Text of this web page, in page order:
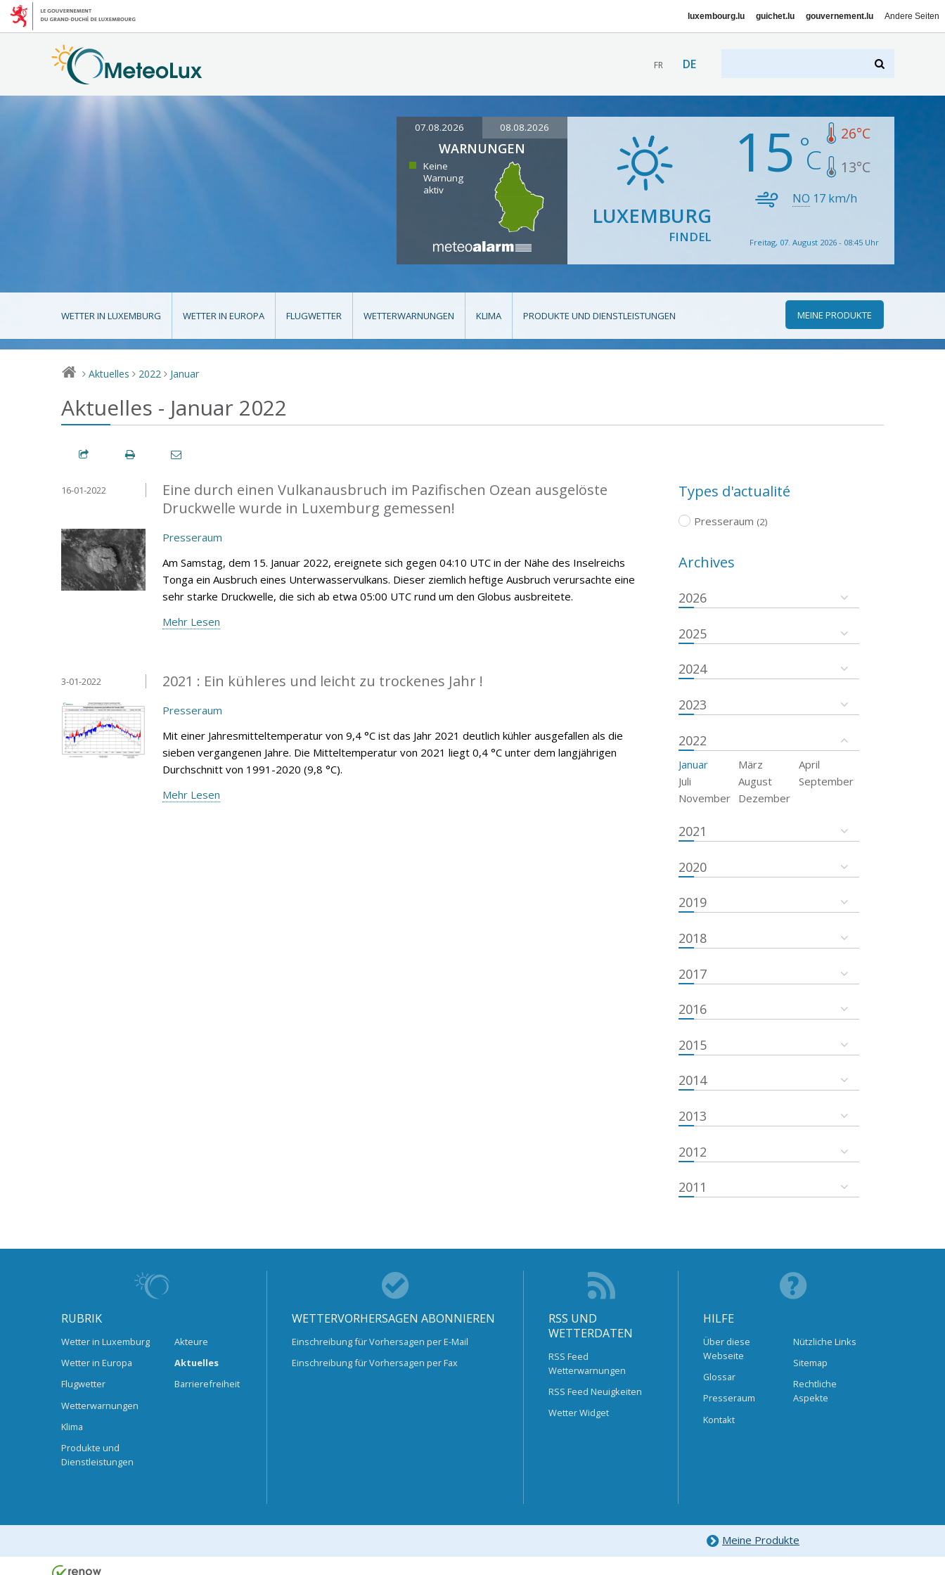
luxembourg.lu guichet.lu gouvernement.lu Andere Seiten
FR DE
07.08.2026 08.08.2026
WARNUNGEN
Keine
Warnung
aktiv
LUXEMBURG
FINDEL
15 26°C
13°C
NO 17 km/h
Freitag, 07. August 2026 - 08:45 Uhr
WETTER IN LUXEMBURG WETTER IN EUROPA FLUGWETTER WETTERWARNUNGEN KLIMA PRODUKTE UND DIENSTLEISTUNGEN MEINE PRODUKTE
> Aktuelles > 2022 > Januar
Aktuelles - Januar 2022
Eine durch einen Vulkanausbruch im Pazifischen Ozean ausgelöste
Druckwelle wurde in Luxemburg gemessen!
16-01-2022
Presseraum
Am Samstag, dem 15. Januar 2022, ereignete sich gegen 04:10 UTC in der Nähe des Inselreichs
Tonga ein Ausbruch eines Unterwasservulkans. Dieser ziemlich heftige Ausbruch verursachte eine
sehr starke Druckwelle, die sich ab etwa 05:00 UTC rund um den Globus ausbreitete.
Mehr Lesen
2021 : Ein kühleres und leicht zu trockenes Jahr !
3-01-2022
Presseraum
Mit einer Jahresmitteltemperatur von 9,4 °C ist das Jahr 2021 deutlich kühler ausgefallen als die
sieben vergangenen Jahre. Die Mitteltemperatur von 2021 liegt 0,4 °C unter dem langjährigen
Durchschnitt von 1991-2020 (9,8 °C).
Mehr Lesen
Types d'actualité
Presseraum (2)
Archives
2026
2025
2024
2023
2022
Januar März
April
Juli
August
September
November
Dezember
2021
2020
2019
2018
2017
2016
2015
2014
2013
2012
2011
RUBRIK
Wetter in Luxemburg
Wetter in Europa
Flugwetter
Wetterwarnungen
Klima
Produkte und
Dienstleistungen
Akteure
Aktuelles
Barrierefreiheit
WETTERVORHERSAGEN ABONNIEREN
Einschreibung für Vorhersagen per E-Mail
Einschreibung für Vorhersagen per Fax
RSS UND
WETTERDATEN
RSS Feed
Wetterwarnungen
RSS Feed Neuigkeiten
Wetter Widget
HILFE
Über diese
Webseite
Glossar
Presseraum
Kontakt
Nützliche Links
Sitemap
Rechtliche
Aspekte
Meine Produkte